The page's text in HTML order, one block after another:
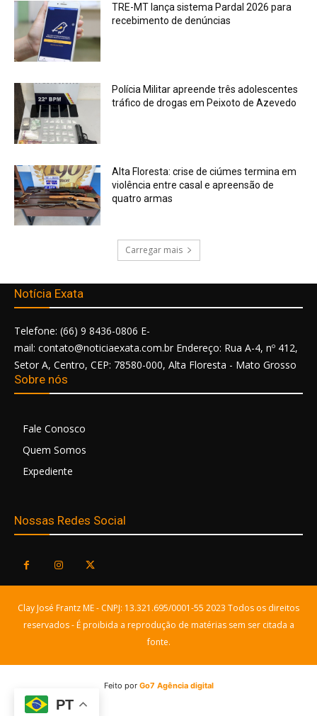
TRE-MT lança sistema Pardal 2026 para
recebimento de denúncias
Polícia Militar apreende três adolescentes
tráfico de drogas em Peixoto de Azevedo
Alta Floresta: crise de ciúmes termina em
violência entre casal e apreensão de
quatro armas
Carregar mais
Notícia Exata
Telefone: (66) 9 8436-0806 E-
mail: contato@noticiaexata.com.br Endereço: Rua A-4, nº 412,
Setor A, Centro, CEP: 78580-000, Alta Floresta - Mato Grosso
Sobre nós
Fale Conosco
Quem Somos
Expediente
Nossas Redes Social
Clay José Frantz ME - CNPJ: 13.321.695/0001-55 2023 Todos os direitos
reservados - É proibida a reprodução de matérias sem ser citada a
fonte.
Feito porGo7 Agência digital
PT